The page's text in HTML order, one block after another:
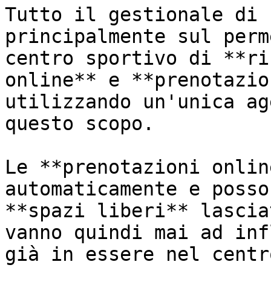
Tutto il gestionale di
principalmente sul
centro sportivo di
online** e
utilizzando un'unica
questo scopo.
Le **prenotazioni
automaticamente e
**spazi liberi**
vanno quindi mai ad
già in essere nel